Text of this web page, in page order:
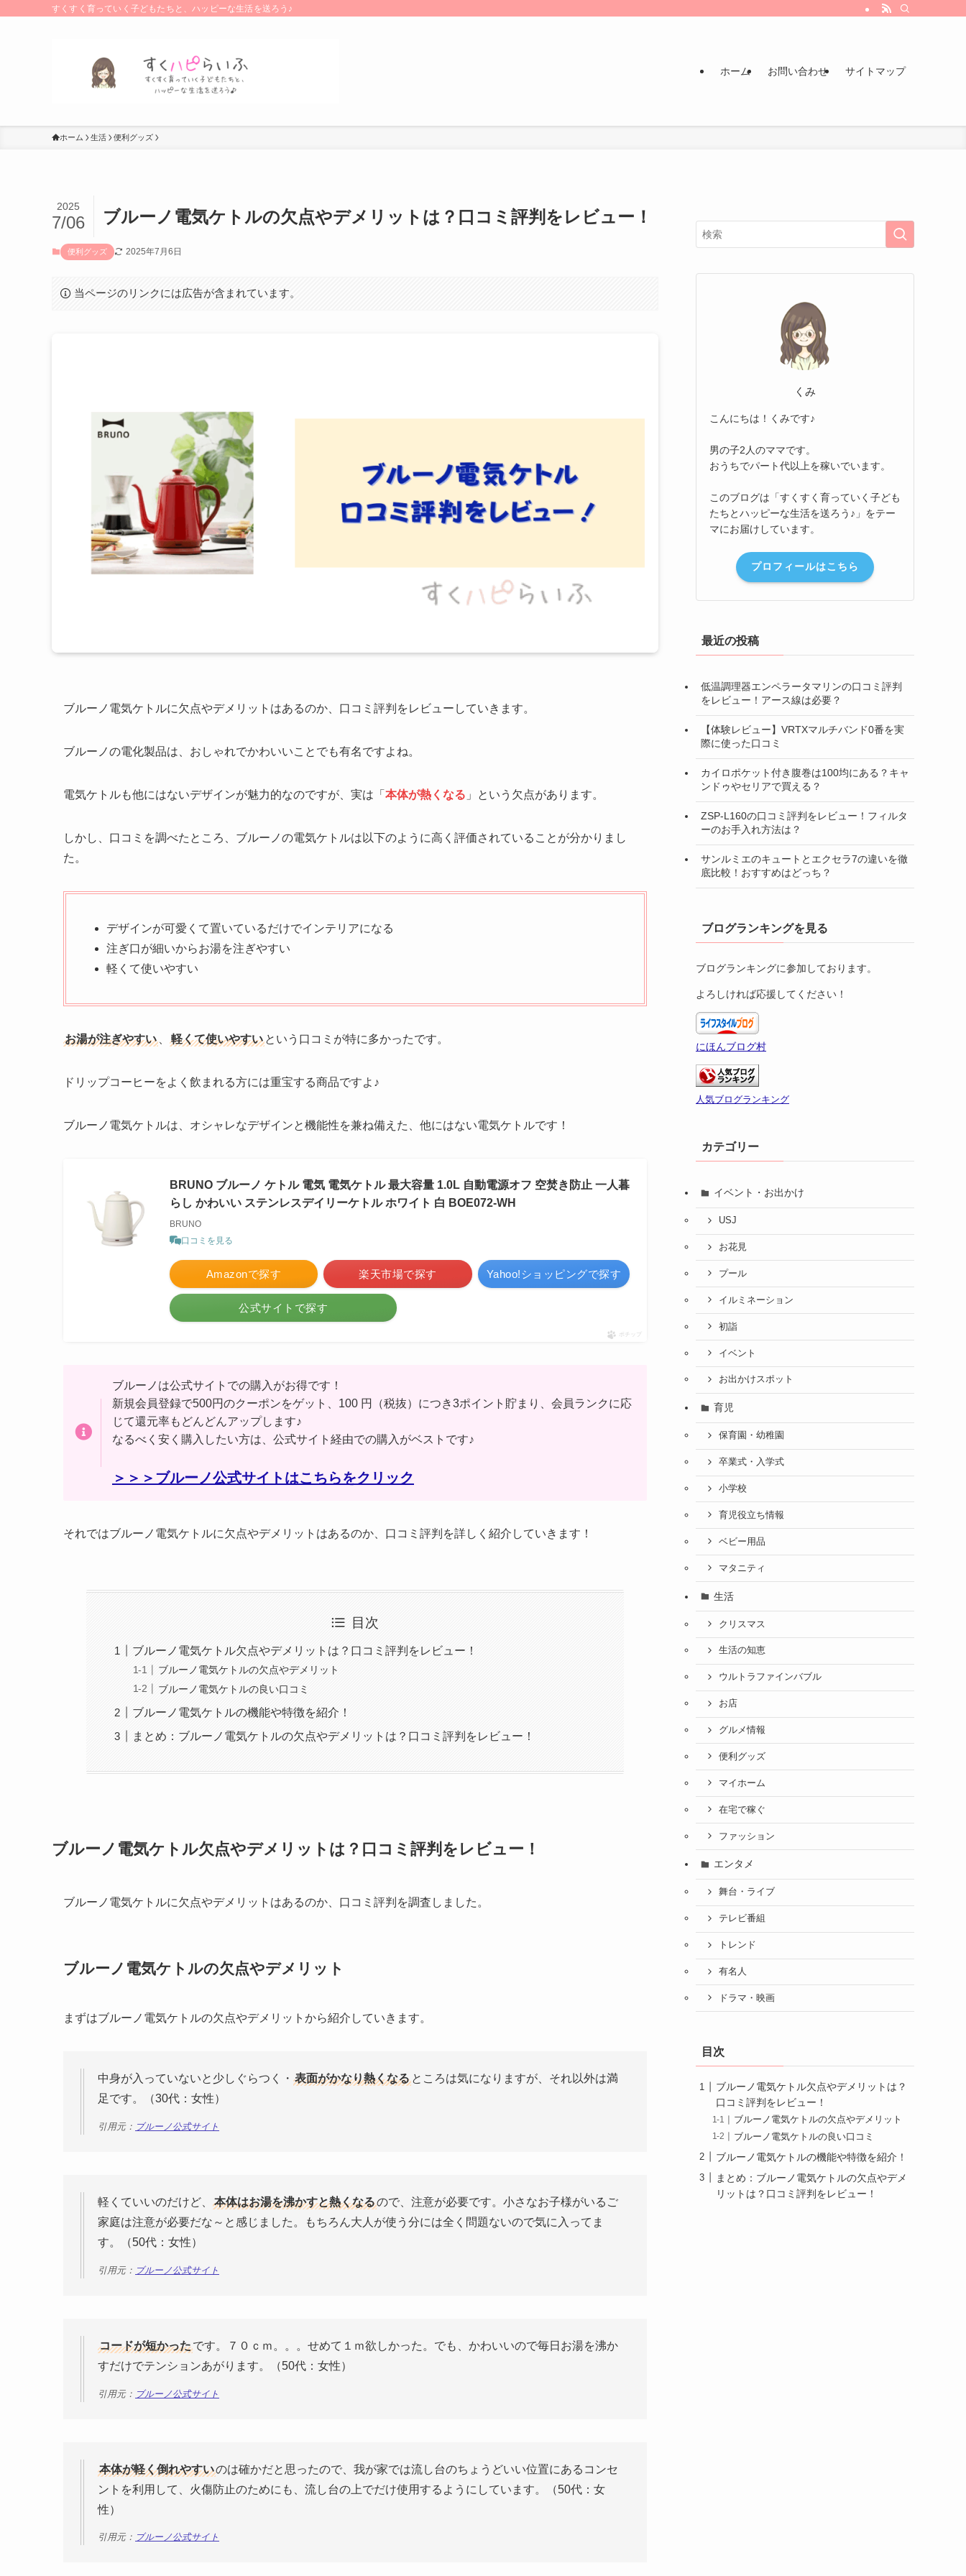
すくすく育っていく子どもたちと、ハッピーな生活を送ろう♪
ホーム お問い合わせ サイトマップ
ホーム 生活 便利グッズ
ブルーノ電気ケトルの欠点やデメリットは？口コミ評判をレビュー！
2025
7/06
便利グッズ 2025年7月6日
当ページのリンクには広告が含まれています。
ブルーノ電気ケトルに欠点やデメリットはあるのか、口コミ評判をレビューしていきます。
ブルーノの電化製品は、おしゃれでかわいいことでも有名ですよね。
電気ケトルも他にはないデザインが魅力的なのですが、実は「 本体が熱くなる 」という欠点があります。
しかし、口コミを調べたところ、ブルーノの電気ケトルは以下のように高く評価されていることが分かりまし
た。
デザインが可愛くて置いているだけでインテリアになる
注ぎ口が細いからお湯を注ぎやすい
軽くて使いやすい
お湯が注ぎやすい 軽くて使いやすい という口コミが特に多かったです。
ドリップコーヒーをよく飲まれる方には重宝する商品ですよ♪
ブルーノ電気ケトルは、オシャレなデザインと機能性を兼ね備えた、他にはない電気ケトルです！
BRUNO ブルーノ ケトル 電気 電気ケトル 最大容量 1.0L 自動電源オフ 空焚き防止 一人暮
らし かわいい ステンレスデイリーケトル ホワイト 白 BOE072-WH
BRUNO
口コミを見る
Amazonで探す 楽天市場で探す Yahoo!ショッピングで探す
公式サイトで探す
ポチップ
ブルーノは公式サイトでの購入がお得です！
新規会員登録で500円のクーポンをゲット、100 円（税抜）につき3ポイント貯まり、会員ランクに応
じて還元率もどんどんアップします♪
なるべく安く購入したい方は、公式サイト経由での購入がベストです♪
＞＞＞ブルーノ公式サイトはこちらをクリック
それではブルーノ電気ケトルに欠点やデメリットはあるのか、口コミ評判を詳しく紹介していきます！
目次
ブルーノ電気ケトル欠点やデメリットは？口コミ評判をレビュー！
ブルーノ電気ケトルの欠点やデメリット
ブルーノ電気ケトルの良い口コミ
ブルーノ電気ケトルの機能や特徴を紹介！
まとめ：ブルーノ電気ケトルの欠点やデメリットは？口コミ評判をレビュー！
ブルーノ電気ケトル欠点やデメリットは？口コミ評判をレビュー！
ブルーノ電気ケトルに欠点やデメリットはあるのか、口コミ評判を調査しました。
ブルーノ電気ケトルの欠点やデメリット
まずはブルーノ電気ケトルの欠点やデメリットから紹介していきます。
中身が入っていないと少しぐらつく・ 表面がかなり熱くなる ところは気になりますが、それ以外は満
足です。（30代：女性）
引用元： ブルーノ公式サイト
軽くていいのだけど、 本体はお湯を沸かすと熱くなるので、注意が必要です。小さなお子様がいるご
家庭は注意が必要だな～と感じました。もちろん大人が使う分には全く問題ないので気に入ってま
す。（50代：女性）
引用元： ブルーノ公式サイト
コードが短かったです。７０ｃｍ。。。せめて１ｍ欲しかった。でも、かわいいので毎日お湯を沸か
すだけでテンションあがります。（50代：女性）
引用元： ブルーノ公式サイト
本体が軽く倒れやすいのは確かだと思ったので、我が家では流し台のちょうどいい位置にあるコンセ
ントを利用して、火傷防止のためにも、流し台の上でだけ使用するようにしています。（50代：女
性）
引用元： ブルーノ公式サイト
くみ
こんにちは！くみです♪
男の子2人のママです。
おうちでパート代以上を稼いでいます。
このブログは「すくすく育っていく子ども
たちとハッピーな生活を送ろう♪」をテー
マにお届けしています。
プロフィールはこちら
最近の投稿
低温調理器エンペラータマリンの口コミ評判
をレビュー！アース線は必要？
【体験レビュー】VRTXマルチバンド0番を実
際に使った口コミ
カイロポケット付き腹巻は100均にある？キャ
ンドゥやセリアで買える？
ZSP-L160の口コミ評判をレビュー！フィルタ
ーのお手入れ方法は？
サンルミエのキュートとエクセラ7の違いを徹
底比較！おすすめはどっち？
ブログランキングを見る
ブログランキングに参加しております。
よろしければ応援してください！
にほんブログ村
人気ブログランキング
カテゴリー
イベント・お出かけ
USJ
お花見
プール
イルミネーション
初詣
イベント
お出かけスポット
育児
保育園・幼稚園
卒業式・入学式
小学校
育児役立ち情報
ベビー用品
マタニティ
生活
クリスマス
生活の知恵
ウルトラファインバブル
お店
グルメ情報
便利グッズ
マイホーム
在宅で稼ぐ
ファッション
エンタメ
舞台・ライブ
テレビ番組
トレンド
有名人
ドラマ・映画
目次
ブルーノ電気ケトル欠点やデメリットは？
口コミ評判をレビュー！
ブルーノ電気ケトルの欠点やデメリット
ブルーノ電気ケトルの良い口コミ
ブルーノ電気ケトルの機能や特徴を紹介！
まとめ：ブルーノ電気ケトルの欠点やデメ
リットは？口コミ評判をレビュー！